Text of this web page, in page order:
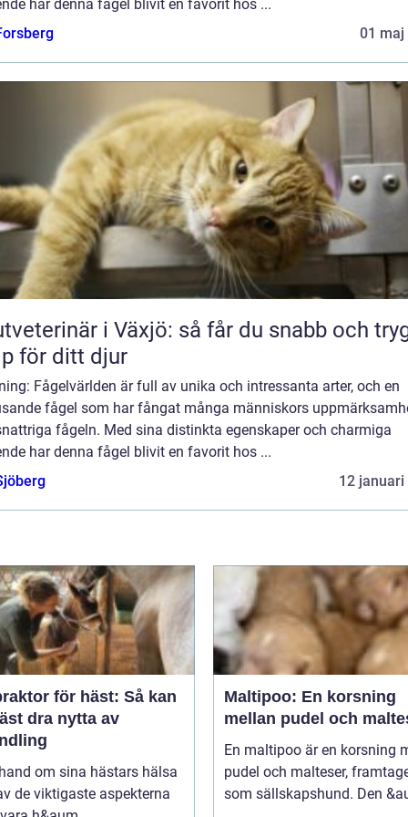
har denna fågel blivit en favorit hos ...
01 maj
i Växjö: så får du snabb och
för ditt djur
Fågelvärlden är full av unika och intressanta arter, och en
fågel som har fångat många människors
fågeln. Med sina distinkta egenskaper och charmiga
har denna fågel blivit en favorit hos ...
12 januari
för häst: Så kan
dra nytta av
om sina hästars hälsa
de viktigaste aspekterna
Maltipoo: En korsning
mellan pudel och
En maltipoo är en korsning
pudel och malteser,
som sällskapshund. Den